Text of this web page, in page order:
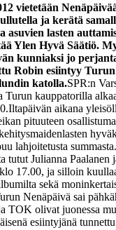
vietetään
ja kerätä
asuvien lasten
Ylen Hyvä Säätiö.
kunniaksi jo
Robin esiintyy
katolla.SPR:n
Turun kauppatorilla
aikana
pituuteen
lahjoitetusta
tutut Julianna Paalanen
17.00, ja silloin
sekä
Nenäpäivä sai
TOK olivat juonessa
esiintyjänä